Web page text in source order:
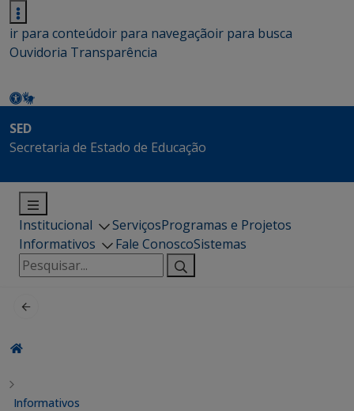
ir para conteúdoir para navegaçãoir para busca
Ouvidoria Transparência
SED
Secretaria de Estado de Educação
Institucional ServiçosProgramas e Projetos
Informativos
Fale ConoscoSistemas
Pesquisar
por:
Informativos